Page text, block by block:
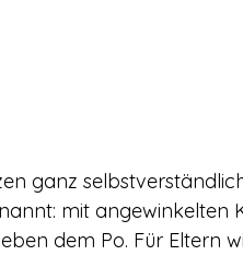
ganz
mit angewinkelten
dem Po. Für Eltern